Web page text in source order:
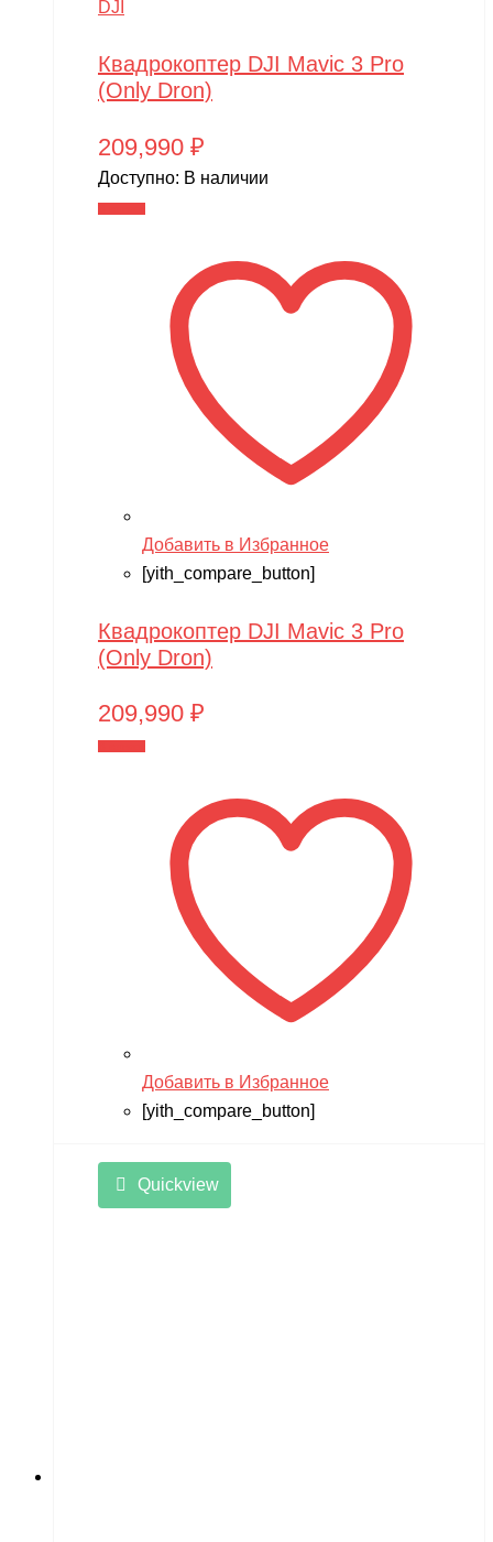
DJI
Квадрокоптер DJI Mavic 3 Pro
(Only Dron)
209,990 ₽
Доступно: В наличии
Добавить в Избранное
[yith_compare_button]
Квадрокоптер DJI Mavic 3 Pro
(Only Dron)
209,990 ₽
Добавить в Избранное
[yith_compare_button]
Quickview